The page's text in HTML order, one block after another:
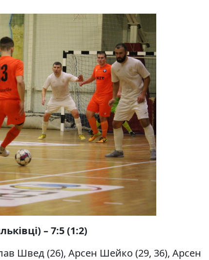
– 7:5 (1:2)
Швед (26), Арсен Шейко (29, 36), Арсен